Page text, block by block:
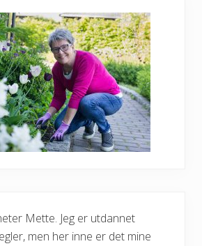
Mette. Jeg er utdannet
men her inne er det mine